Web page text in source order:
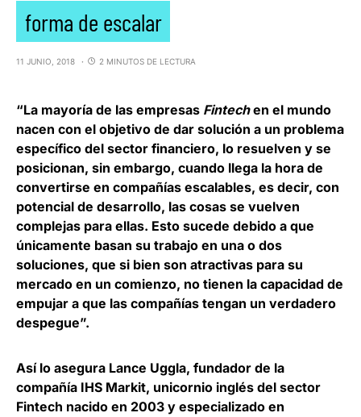
forma de escalar
11 JUNIO, 2018 2 MINUTOS DE LECTURA
“La mayoría de las empresas Fintechen el mundo
nacen con el objetivo de dar solución a un problema
específico del sector financiero, lo resuelven y se
posicionan, sin embargo, cuando llega la hora de
convertirse en compañías escalables, es decir, con
potencial de desarrollo, las cosas se vuelven
complejas para ellas. Esto sucede debido a que
únicamente basan su trabajo en una o dos
soluciones, que si bien son atractivas para su
mercado en un comienzo, no tienen la capacidad de
empujar a que las compañías tengan un verdadero
despegue”.
Así lo asegura Lance Uggla, fundador de la
compañía IHS Markit, unicornio inglés del sector
Fintech nacido en 2003 y especializado en